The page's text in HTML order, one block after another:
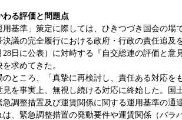
わる評価と問題点
基準」策定に際しては、ひきつづき国会の場
議の完全履行における政府・行政の責任追及
日に公表）に対峙する『自交総連の評価と意
求めてきた。
ところ、「真摯に再検討し、責任ある対応を
を事実上、無視し続ける対応に終始した。国
急調整措置及び運賃関係に関する運用基準の通
、緊急調整措置の発動要件や運賃関係（バラ